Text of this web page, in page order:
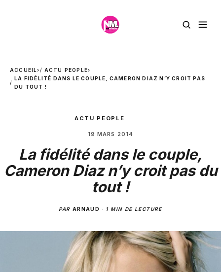
ACCUEIL› ACTU PEOPLE›
LA FIDÉLITÉ DANS LE COUPLE, CAMERON DIAZ N’Y CROIT PAS
DU TOUT !
ACTU PEOPLE
19 MARS 2014
La fidélité dans le couple,
Cameron Diaz n’y croit pas du
tout !
PAR ARNAUD · 1 MIN DE LECTURE